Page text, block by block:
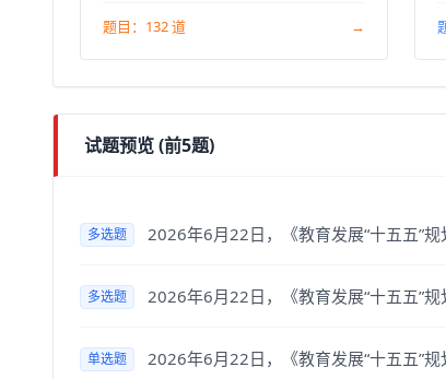
题目：132 道 →
试题预览 (前5题)
多选题 2026年6月22日，《教育发展“十五五”
多选题 2026年6月22日，《教育发展“十五五”
单选题 2026年6月22日，《教育发展“十五五”